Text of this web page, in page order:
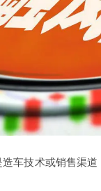
车技术或销售渠